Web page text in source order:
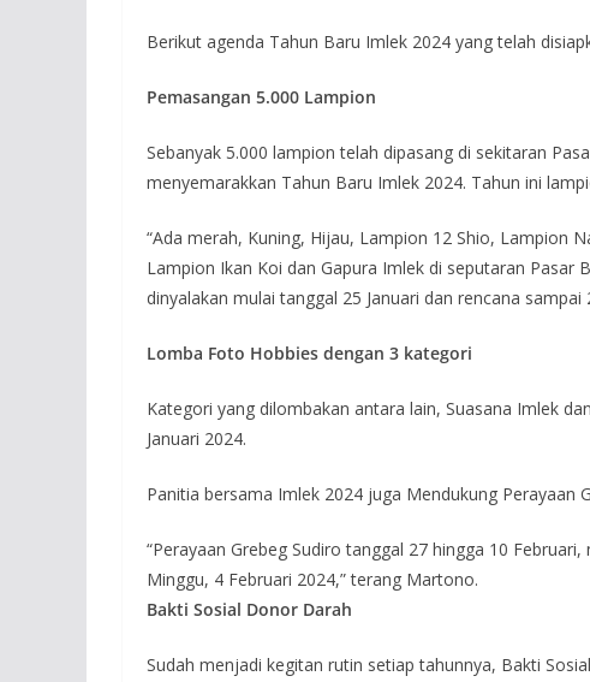
Berikut agenda Tahun Baru Imlek 2024 yang telah
Pemasangan 5.000 Lampion
Sebanyak 5.000 lampion telah dipasang di sekitaran
menyemarakkan Tahun Baru Imlek 2024. Tahun ini
“Ada merah, Kuning, Hijau, Lampion 12 Shio, Lampion
Lampion Ikan Koi dan Gapura Imlek di seputaran Pasar
dinyalakan mulai tanggal 25 Januari dan rencana
Lomba Foto Hobbies dengan 3 kategori
Kategori yang dilombakan antara lain, Suasana Imlek
Januari 2024.
Panitia bersama Imlek 2024 juga Mendukung Perayaan
“Perayaan Grebeg Sudiro tanggal 27 hingga 10
Minggu, 4 Februari 2024,” terang Martono.
Bakti Sosial Donor Darah
Sudah menjadi kegitan rutin setiap tahunnya, Bakti